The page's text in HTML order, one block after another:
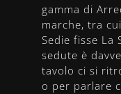
gamma di
marche, tra
Sedie fisse La
sedute è
tavolo ci si
o per parlare